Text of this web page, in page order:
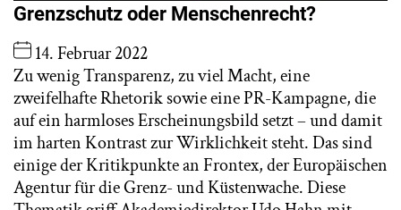
Grenzschutz oder Menschenrecht?
14. Februar 2022
Zu wenig Transparenz, zu viel Macht, eine
zweifelhafte Rhetorik sowie eine PR-Kampagne, die
auf ein harmloses Erscheinungsbild setzt – und damit
im harten Kontrast zur Wirklichkeit steht. Das sind
einige der Kritikpunkte an Frontex, der Europäischen
Agentur für die Grenz- und Küstenwache. Diese